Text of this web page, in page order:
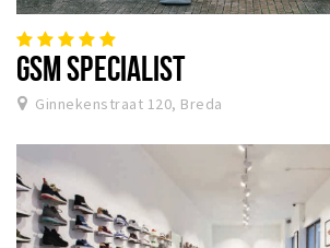
GSM SPECIALIST
Ginnekenstraat 120, Breda